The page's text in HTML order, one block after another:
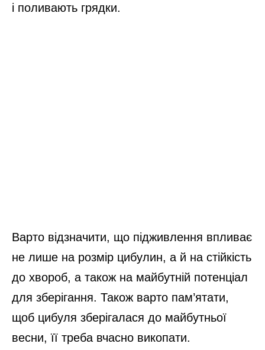
і поливають грядки.
Варто відзначити, що підживлення впливає
не лише на розмір цибулин, а й на стійкість
до хвороб, а також на майбутній потенціал
для зберігання. Також варто пам’ятати,
щоб цибуля зберігалася до майбутньої
весни, її треба вчасно викопати.